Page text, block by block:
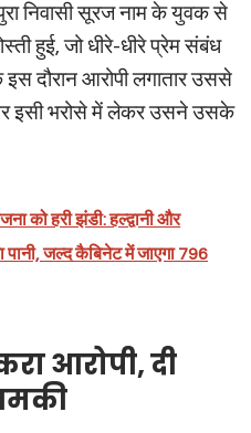
निवासी सूरज नाम के युवक से
हुई, जो धीरे-धीरे प्रेम संबंध
दौरान आरोपी लगातार उससे
इसी भरोसे में लेकर उसने उसके
को हरी झंडी: हल्द्वानी और
जल्द कैबिनेट में जाएगा 796
आरोपी, दी